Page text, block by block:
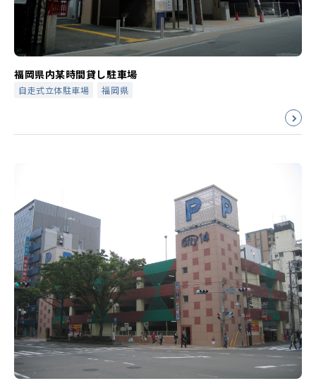
福岡県内某時間貸し駐車場
自走式立体駐車場 福岡県